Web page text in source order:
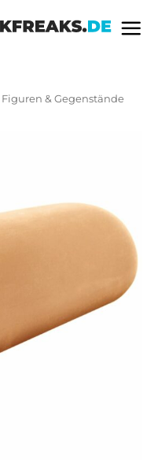
Figuren & Gegenstände